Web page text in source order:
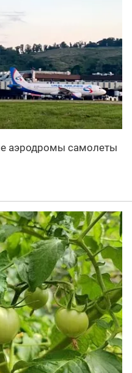
аэродромы самолеты